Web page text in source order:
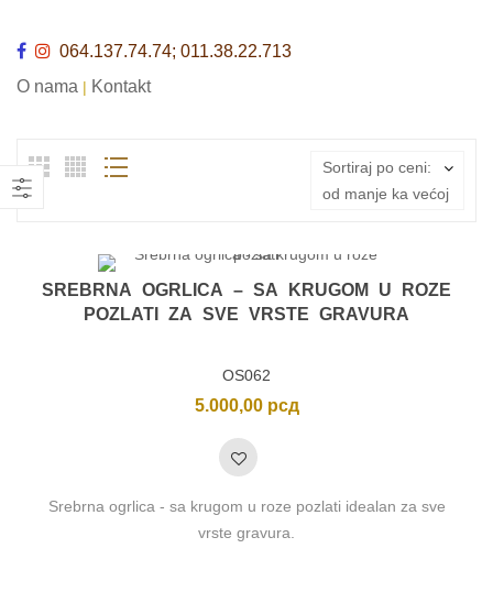
064.137.74.74; 011.38.22.713
O nama | Kontakt
Sortiraj po ceni:
od manje ka većoj
SREBRNA OGRLICA – SA KRUGOM U ROZE
POZLATI ZA SVE VRSTE GRAVURA
OS062
5.000,00 рсд
Srebrna ogrlica - sa krugom u roze pozlati idealan za sve
vrste gravura.